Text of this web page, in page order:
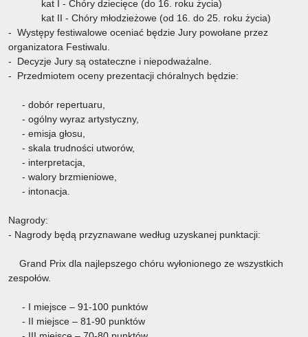
kat I - Chóry dziecięce (do 16. roku życia)
kat II - Chóry młodzieżowe (od 16. do 25. roku życia)
- Występy festiwalowe oceniać będzie Jury powołane przez
organizatora Festiwalu.
- Decyzje Jury są ostateczne i niepodważalne.
- Przedmiotem oceny prezentacji chóralnych będzie:
- dobór repertuaru,
- ogólny wyraz artystyczny,
- emisja głosu,
- skala trudności utworów,
- interpretacja,
- walory brzmieniowe,
- intonacja.
Nagrody:
- Nagrody będą przyznawane według uzyskanej punktacji:
Grand Prix dla najlepszego chóru wyłonionego ze wszystkich
zespołów.
- I miejsce – 91-100 punktów
- II miejsce – 81-90 punktów